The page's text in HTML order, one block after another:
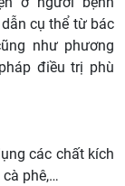
cụ thể từ bác
như phương
điều trị phù
các chất kích
phê,…